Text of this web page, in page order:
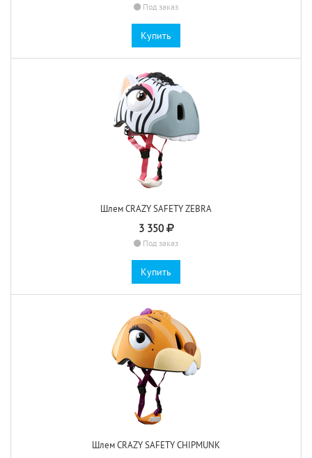
Под заказ
Купить
Шлем CRAZY SAFETY ZEBRA
3 350
Под заказ
Купить
Шлем CRAZY SAFETY CHIPMUNK